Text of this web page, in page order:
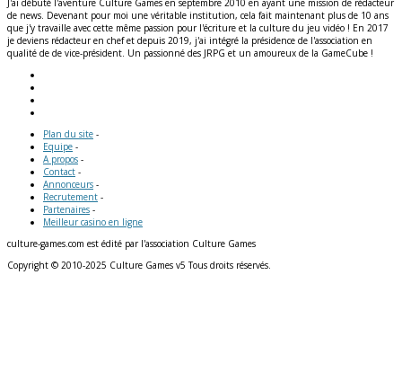
de news. Devenant pour moi une véritable institution, cela fait maintenant plus de 10 ans
que j'y travaille avec cette même passion pour l'écriture et la culture du jeu vidéo ! En 2017
je deviens rédacteur en chef et depuis 2019, j'ai intégré la présidence de l'association en
qualité de de vice-président. Un passionné des JRPG et un amoureux de la GameCube !
Plan du site -
Equipe -
A propos -
Contact -
Annonceurs -
Recrutement -
Partenaires -
Meilleur casino en ligne
culture-games.com est édité par l'association Culture Games
Copyright © 2010-2025 Culture Games v5 Tous droits réservés.